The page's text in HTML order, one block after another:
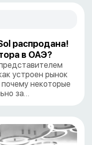
распродана!
в ОАЭ?
устроен рынок
некоторые
за…